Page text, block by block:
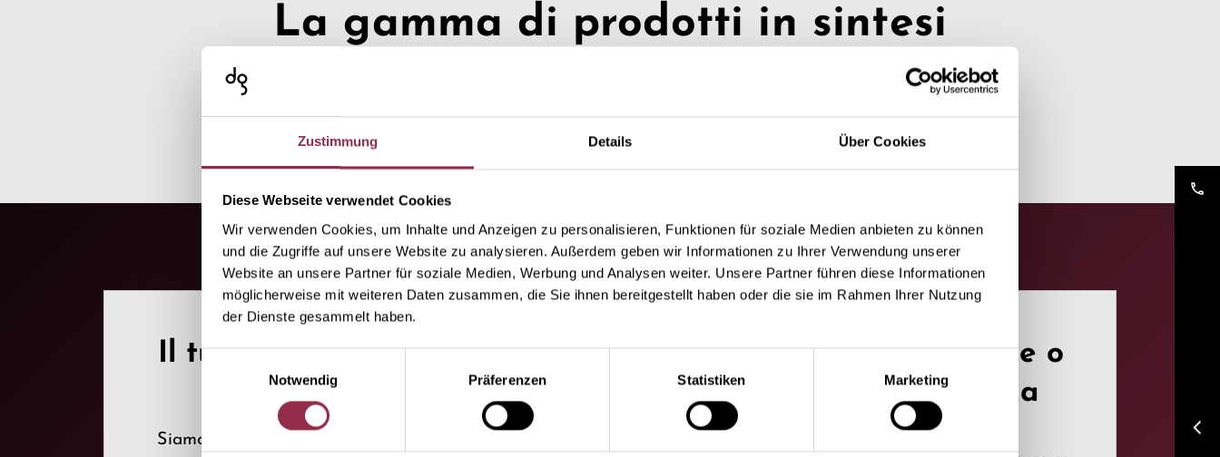
Zustimmung Details Über Cookies
Diese Webseite verwendet Cookies
Wir verwenden Cookies, um Inhalte und Anzeigen zu personalisieren, Funktionen für soziale Medien anbieten zu können
und die Zugriffe auf unsere Website zu analysieren. Außerdem geben wir Informationen zu Ihrer Verwendung unserer
Website an unsere Partner für soziale Medien, Werbung und Analysen weiter. Unsere Partner führen diese Informationen
möglicherweise mit weiteren Daten zusammen, die Sie ihnen bereitgestellt haben oder die sie im Rahmen Ihrer Nutzung
der Dienste gesammelt haben.
Einwilligungsauswahl
Notwendig
Präferenzen Statistiken Marketing
phone
arrow_back_ios
La gamma di prodotti in sintesi
Il tuo contatto.
Siamo dove avete bisogno
I vostri partner
specializzati.
Ha domande o
richieste da
fare?